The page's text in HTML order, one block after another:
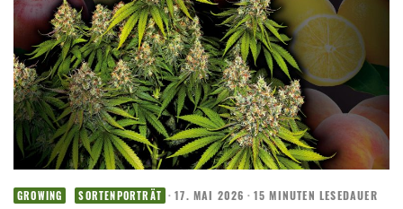
GROWING SORTENPORTRÄT · 17. MAI 2026 · 15 MINUTEN LESEDAUER